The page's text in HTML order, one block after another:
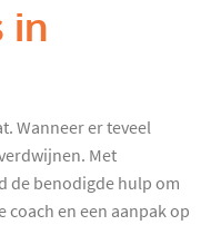
in
Wanneer er teveel
Met
de benodigde hulp om
en een aanpak op